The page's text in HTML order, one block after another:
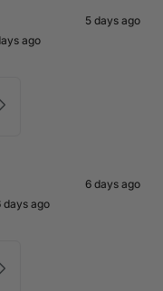
5 days ago
ago
6 days ago
days ago